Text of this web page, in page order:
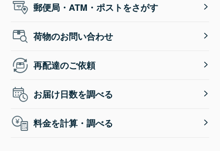
郵便局・ATM・ポストをさがす
荷物のお問い合わせ
再配達のご依頼
お届け日数を調べる
料金を計算・調べる